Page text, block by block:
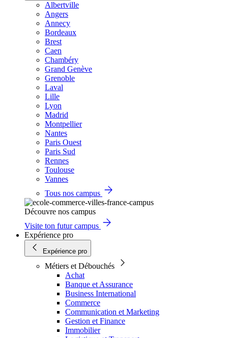
Albertville
Angers
Annecy
Bordeaux
Brest
Caen
Chambéry
Grand Genève
Grenoble
Laval
Lille
Lyon
Madrid
Montpellier
Nantes
Paris Ouest
Paris Sud
Rennes
Toulouse
Vannes
Tous nos campus
Découvre nos campus
Visite ton futur campus
Expérience pro
Expérience pro
Métiers et Débouchés
Achat
Banque et Assurance
Business International
Commerce
Communication et Marketing
Gestion et Finance
Immobilier